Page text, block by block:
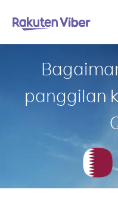
panggilan